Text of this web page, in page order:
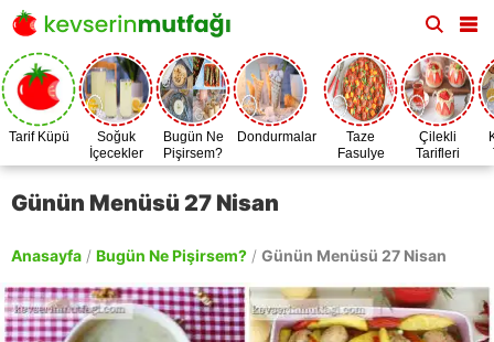
Tarif Küpü
Soğuk
İçecekler
Bugün Ne
Pişirsem?
Dondurmalar
Taze
Fasulye
Zamanı
Çilekli
Tarifleri
Günün Menüsü 27 Nisan
Anasayfa / Bugün Ne Pişirsem? / Günün Menüsü 27 Nisan